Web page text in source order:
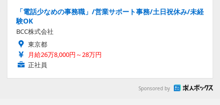
「電話少なめの事務職」/営業サポート事務/土日祝休み/未経
験OK
BCC株式会社
東京都
月給26万8,000円～28万円
正社員
Sponsored by